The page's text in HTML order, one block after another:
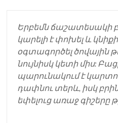
Երբեմն ճաշատեսակի
կարելի է փոխել և
օգտագործել ծովային
նույնիսկ կետի միս:
պարունակում է
դափնու տերև, իսկ
եփելուց առաջ գիշերը